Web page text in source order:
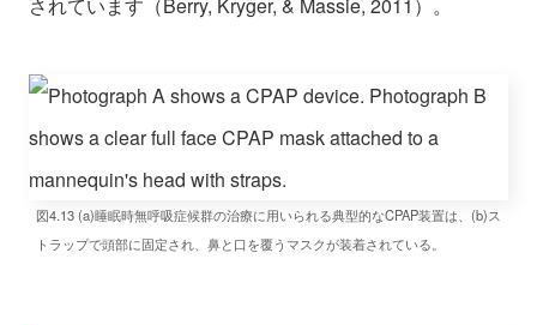
されています（Berry, Kryger, & Massie, 2011）。
図4.13 (a)睡眠時無呼吸症候群の治療に用いられる典型的なCPAP装置は、(b)ス
トラップで頭部に固定され、鼻と口を覆うマスクが装着されている。